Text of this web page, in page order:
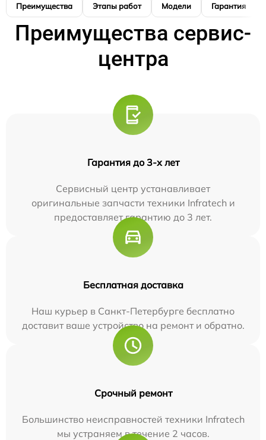
Преимущества Этапы работ Модели Гарантия
Преимущества сервис-
центра
Гарантия до 3-х лет
Сервисный центр устанавливает
оригинальные запчасти техники Infratech и
предоставляет гарантию до 3 лет.
Бесплатная доставка
Наш курьер в Санкт-Петербурге бесплатно
доставит ваше устройство на ремонт и обратно.
Срочный ремонт
Большинство неисправностей техники Infratech
мы устраняем в течение 2 часов.